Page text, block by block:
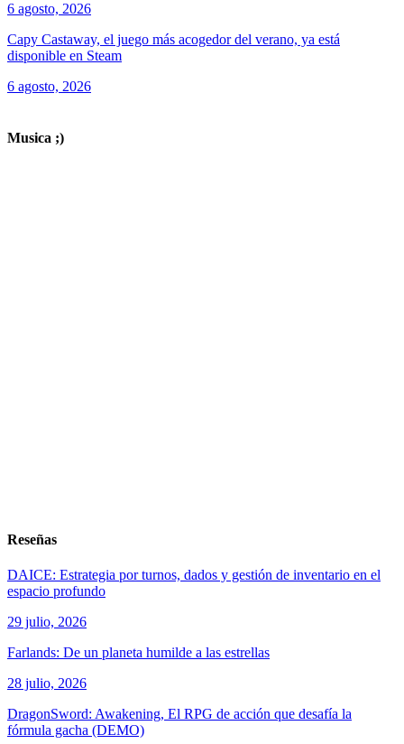
6 agosto, 2026
Capy Castaway, el juego más acogedor del verano, ya está
disponible en Steam
6 agosto, 2026
Musica ;)
Reseñas
DAICE: Estrategia por turnos, dados y gestión de inventario en el
espacio profundo
29 julio, 2026
Farlands: De un planeta humilde a las estrellas
28 julio, 2026
DragonSword: Awakening, El RPG de acción que desafía la
fórmula gacha (DEMO)